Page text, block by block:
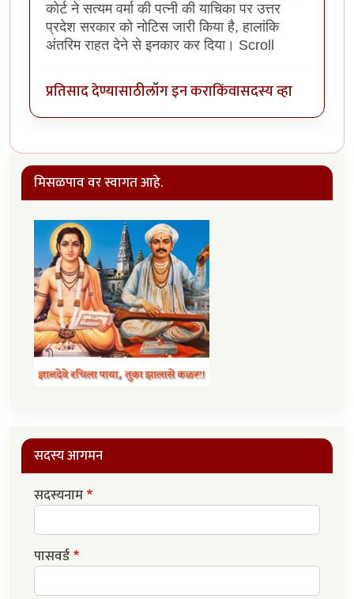
कोर्ट ने सत्यम वर्मा की पत्नी की याचिका पर उत्तर
प्रदेश सरकार को नोटिस जारी किया है, हालांकि
अंतरिम राहत देने से इनकार कर दिया। Scroll
प्रतिसाद देण्यासाठीलॉग इन कराकिंवासदस्य व्हा
मिसळपाव वर स्वागत आहे.
सदस्य आगमन
सदस्यनाम
पासवर्ड